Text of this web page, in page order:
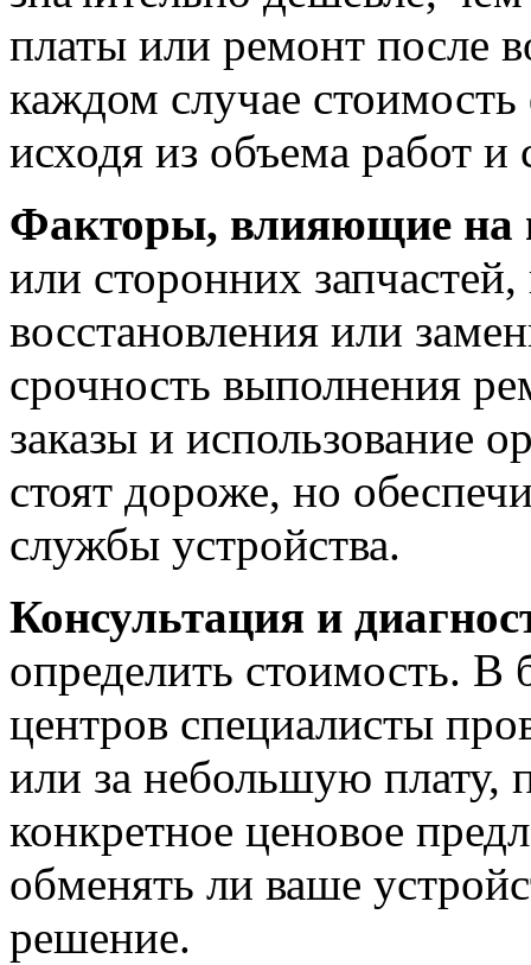
платы или ремонт после
каждом случае
исходя из объема работ и
Факторы, влияющие на
или сторонних
восстановления или
срочность выполнения
заказы и использование
стоят дороже, но
службы устройства.
Консультация и
определить стоимость. В
центров специалисты
или за небольшую плату,
конкретное ценовое
обменять ли ваше
решение.